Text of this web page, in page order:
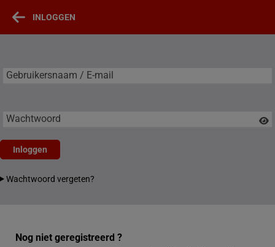
INLOGGEN
Gebruikersnaam / E-mail
Wachtwoord
Inloggen
Wachtwoord vergeten?
Nog niet geregistreerd ?